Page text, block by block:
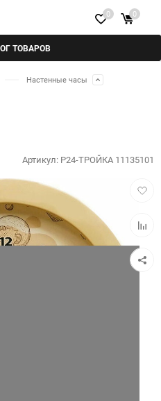
ТОВАРОВ
0 0
Настенные часы
Артикул: P24-ТРОЙКА 11135101